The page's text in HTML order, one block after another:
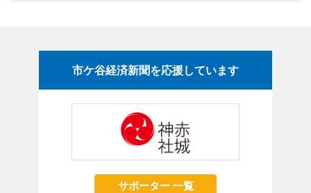
市ケ谷経済新聞を応援しています
サポーター 一覧